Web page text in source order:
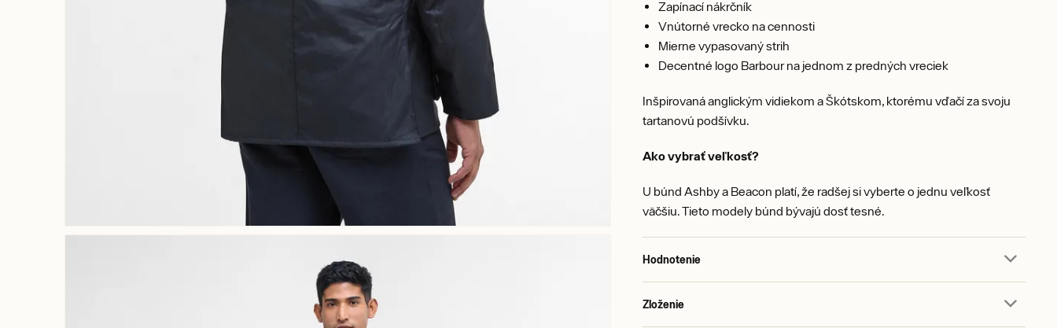
Zapínací nákrčník
Vnútorné vrecko na cennosti
Mierne vypasovaný strih
Decentné logo Barbour na jednom z predných vreciek
Inšpirovaná anglickým vidiekom a Škótskom, ktorému vďačí za svoju
tartanovú podšívku.
Ako vybrať veľkosť?
U búnd Ashby a Beacon platí, že radšej si vyberte o jednu veľkosť
väčšiu. Tieto modely búnd bývajú dosť tesné.
Hodnotenie
Zloženie